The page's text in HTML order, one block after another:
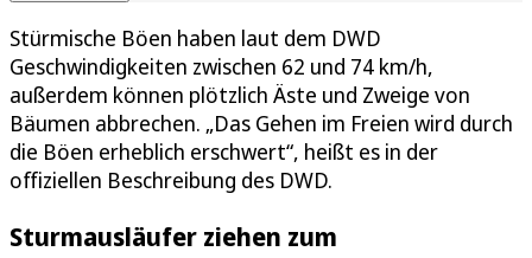
Stürmische Böen haben laut dem DWD
Geschwindigkeiten zwischen 62 und 74 km/h,
außerdem können plötzlich Äste und Zweige von
Bäumen abbrechen. „Das Gehen im Freien wird durch
die Böen erheblich erschwert“, heißt es in der
offiziellen Beschreibung des DWD.
Sturmausläufer ziehen zum